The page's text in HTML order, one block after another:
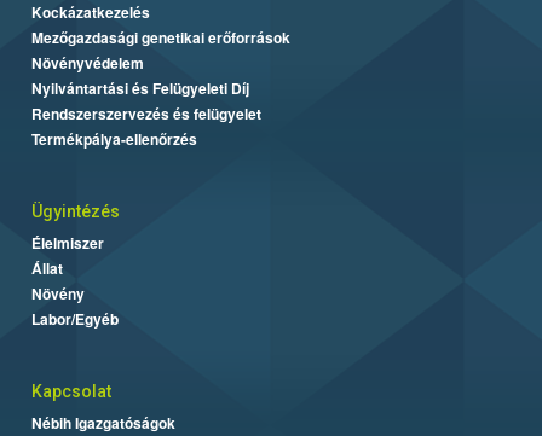
Kockázatkezelés
Mezőgazdasági genetikai erőforrások
Növényvédelem
Nyilvántartási és Felügyeleti Díj
Rendszerszervezés és felügyelet
Termékpálya-ellenőrzés
Ügyintézés
Élelmiszer
Állat
Növény
Labor/Egyéb
Kapcsolat
Nébih Igazgatóságok